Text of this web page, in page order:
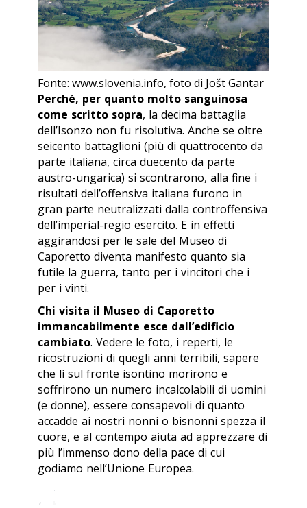
Fonte: www.slovenia.info, foto di Jošt Gantar
Perché, per quanto molto sanguinosa
come scritto sopra, la decima battaglia
dell’Isonzo non fu risolutiva. Anche se oltre
seicento battaglioni (più di quattrocento da
parte italiana, circa duecento da parte
austro-ungarica) si scontrarono, alla fine i
risultati dell’offensiva italiana furono in
gran parte neutralizzati dalla controffensiva
dell’imperial-regio esercito. E in effetti
aggirandosi per le sale del Museo di
Caporetto diventa manifesto quanto sia
futile la guerra, tanto per i vincitori che i
per i vinti.
Chi visita il Museo di Caporetto
immancabilmente esce dall’edificio
cambiato. Vedere le foto, i reperti, le
ricostruzioni di quegli anni terribili, sapere
che lì sul fronte isontino morirono e
soffrirono un numero incalcolabili di uomini
(e donne), essere consapevoli di quanto
accadde ai nostri nonni o bisnonni spezza il
cuore, e al contempo aiuta ad apprezzare di
più l’immenso dono della pace di cui
godiamo nell’Unione Europea.